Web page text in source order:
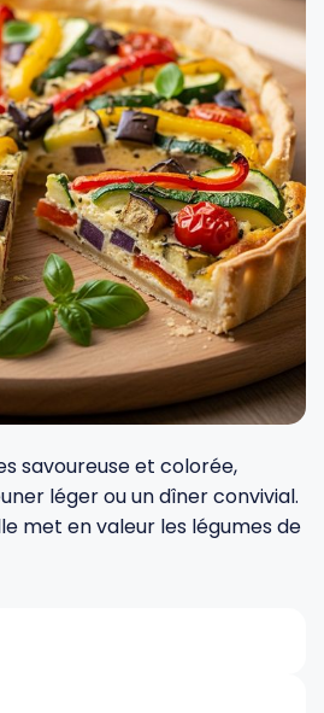
savoureuse et colorée,
léger ou un dîner convivial.
met en valeur les légumes de